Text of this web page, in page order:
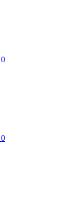
0
0